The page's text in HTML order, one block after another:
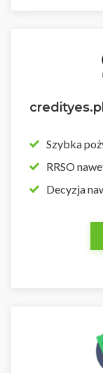
Szybka
RRSO
Decyzja